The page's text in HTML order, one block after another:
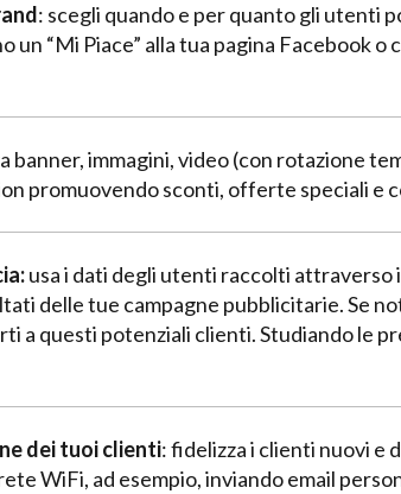
: scegli quando e per quanto gli utenti
un “Mi Piace” alla tua pagina Facebook
banner, immagini, video (con rotazione
promuovendo sconti, offerte speciali e
usa i dati degli utenti raccolti
delle tue campagne pubblicitarie. Se
a questi potenziali clienti. Studiando le
dei tuoi clienti: fidelizza i clienti nuovi e
WiFi, ad esempio, inviando email